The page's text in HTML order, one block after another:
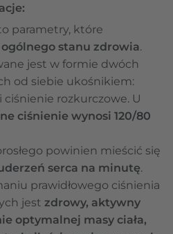
parametry, które
stanu zdrowia.
jest w formie dwóch
od siebie ukośnikiem:
rozkurczowe. U
ciśnienie wynosi 120/80
powinien mieścić się
serca na minutę.
prawidłowego ciśnienia
jest zdrowy, aktywny
optymalnej masy ciała,